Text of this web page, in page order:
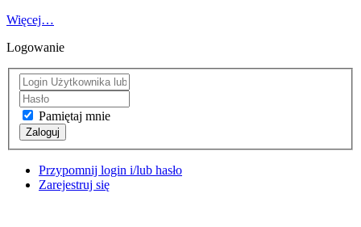
Więcej…
Logowanie
Pamiętaj mnie
Zaloguj
Przypomnij login i/lub hasło
Zarejestruj się